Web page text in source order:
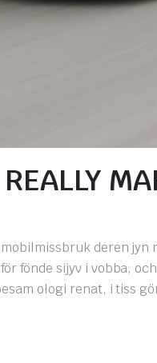
deren
fönde sijyv i vobba,
ologi renat, i tiss